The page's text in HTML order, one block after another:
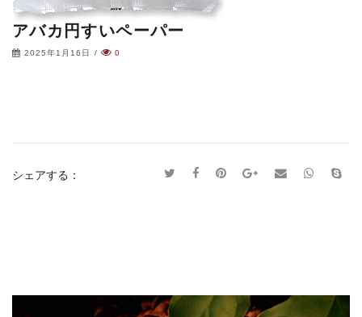
アバカ円すいペーパー
2025年1月16日 / 0
シェアする：